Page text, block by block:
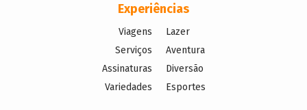
Experiências
Viagens
Serviços
Assinaturas
Variedades
Lazer
Aventura
Diversão
Esportes